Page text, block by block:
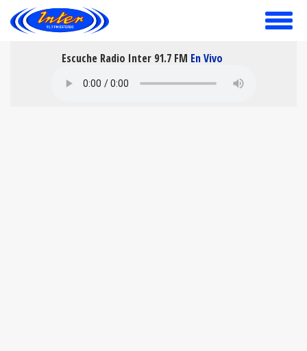
toggle
Escuche Radio Inter 91.7 FM En Vivo